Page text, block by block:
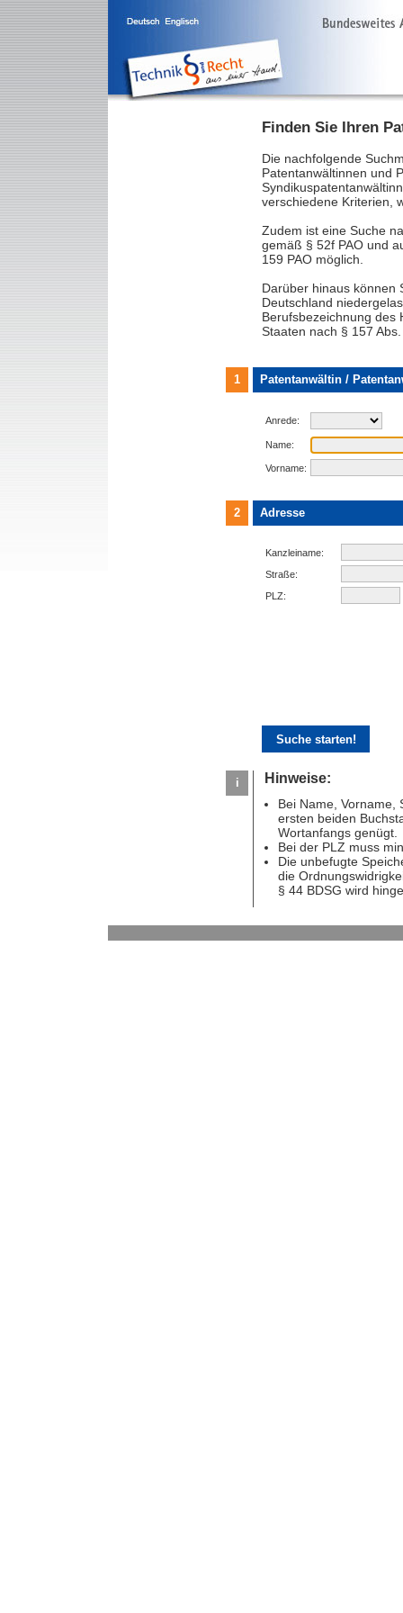
Finden Sie Ihren
Die nachfolgende
Patentanwältinnen und
verschiedene Kriterien,
Zudem ist eine Suche
gemäß § 52f PAO und
159 PAO möglich.
Darüber hinaus können
Deutschland
Berufsbezeichnung des
Staaten nach § 157
1 Patentanwältin /
Anrede:
Name:
Vorname:
2 Adresse
Kanzleiname:
Straße:
PLZ:
i Hinweise:
Bei Name, Vorname,
ersten beiden
Wortanfangs genügt.
Bei der PLZ muss
Die unbefugte
die
§ 44 BDSG wird